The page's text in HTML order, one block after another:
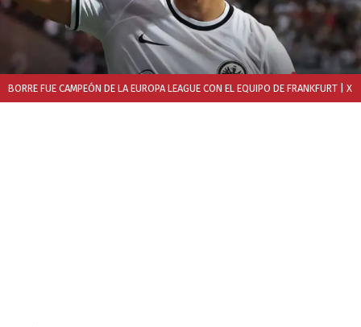
BORRE FUE CAMPEÓN DE LA EUROPA LEAGUE CON EL EQUIPO DE FRANKFURT | X